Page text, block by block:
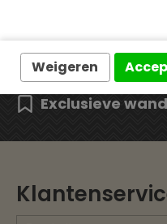
Weigeren
Ruim
Exclusieve